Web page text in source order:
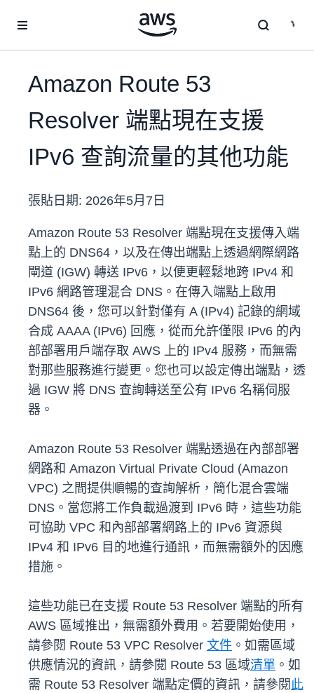
Amazon Route 53
Resolver 端點現在支援
IPv6 查詢流量的其他功能
張貼日期: 2026年5月7日
Amazon Route 53 Resolver 端點現在支援傳入端
點上的 DNS64，以及在傳出端點上透過網際網路
閘道 (IGW) 轉送 IPv6，以便更輕鬆地跨 IPv4 和
IPv6 網路管理混合 DNS。在傳入端點上啟用
DNS64 後，您可以針對僅有 A (IPv4) 記錄的網域
合成 AAAA (IPv6) 回應，從而允許僅限 IPv6 的內
部部署用戶端存取 AWS 上的 IPv4 服務，而無需
對那些服務進行變更。您也可以設定傳出端點，透
過 IGW 將 DNS 查詢轉送至公有 IPv6 名稱伺服
器。
Amazon Route 53 Resolver 端點透過在內部部署
網路和 Amazon Virtual Private Cloud (Amazon
VPC) 之間提供順暢的查詢解析，簡化混合雲端
DNS。當您將工作負載過渡到 IPv6 時，這些功能
可協助 VPC 和內部部署網路上的 IPv6 資源與
IPv4 和 IPv6 目的地進行通訊，而無需額外的因應
措施。
這些功能已在支援 Route 53 Resolver 端點的所有
AWS 區域推出，無需額外費用。若要開始使用，
請參閱 Route 53 VPC Resolver 文件 。如需區域
供應情況的資訊，請參閱 Route 53 區域清單 。如
需 Route 53 Resolver 端點定價的資訊，請參閱此